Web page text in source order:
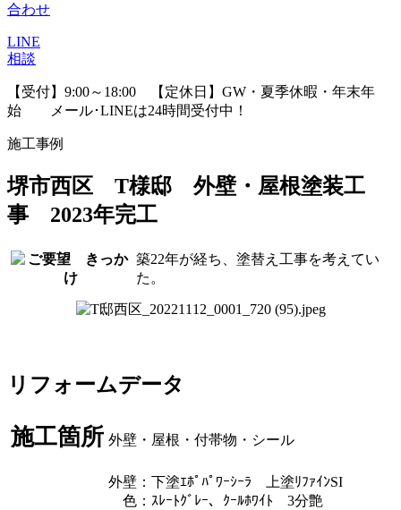
合わせ
LINE
相談
【受付】9:00～18:00 【定休日】GW・夏季休暇・年末年
始 メール･LINEは24時間受付中！
施工事例
堺市西区 T様邸 外壁・屋根塗装工
事 2023年完工
築22年が経ち、塗替え工事を考えてい
た。
リフォームデータ
施工箇所 外壁・屋根・付帯物・シール
外壁：下塗ｴﾎﾟﾊﾟﾜｰｼｰﾗ 上塗ﾘﾌｧｲﾝSI
色：ｽﾚｰﾄｸﾞﾚｰ、ｸｰﾙﾎﾜｲﾄ 3分艶